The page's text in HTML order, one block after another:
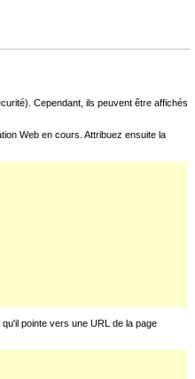
Cependant, ils peuvent être affichés
Web en cours. Attribuez ensuite la
pointe vers une URL de la page